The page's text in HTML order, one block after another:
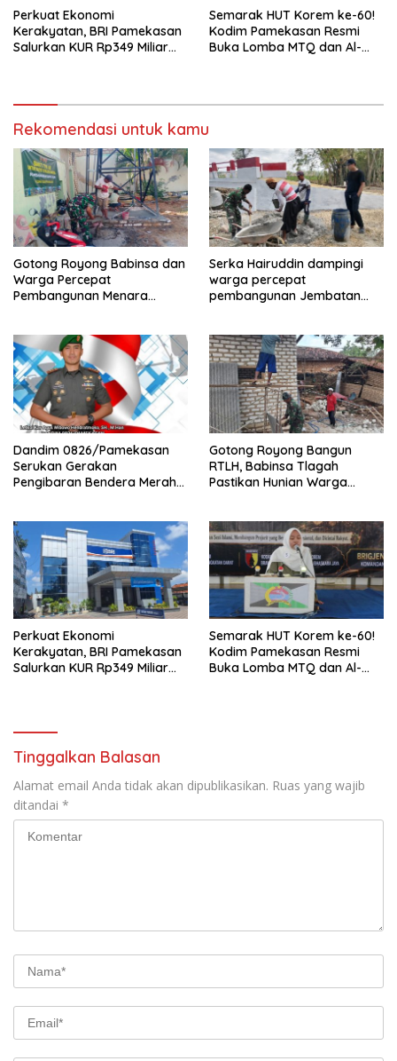
Perkuat Ekonomi
Kerakyatan, BRI Pamekasan
Salurkan KUR Rp349 Miliar
Semarak HUT Korem ke-60!
Kodim Pamekasan Resmi
Buka Lomba MTQ dan Al-
Rekomendasi untuk kamu
Gotong Royong Babinsa dan
Warga Percepat
Pembangunan Menara
Serka Hairuddin dampingi
warga percepat
pembangunan Jembatan
Dandim 0826/Pamekasan
Serukan Gerakan
Pengibaran Bendera Merah
Gotong Royong Bangun
RTLH, Babinsa Tlagah
Pastikan Hunian Warga
Perkuat Ekonomi
Kerakyatan, BRI Pamekasan
Salurkan KUR Rp349 Miliar
Semarak HUT Korem ke-60!
Kodim Pamekasan Resmi
Buka Lomba MTQ dan Al-
Tinggalkan Balasan
Alamat email Anda tidak akan dipublikasikan. Ruas yang wajib
ditandai *